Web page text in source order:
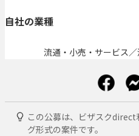
自社の業種
流通・小売・サービス／
この公募は、ビザスク
グ形式の案件です。